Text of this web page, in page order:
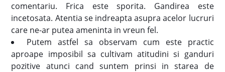
comentariu. Frica este sporita. Gandirea este
incetosata. Atentia se indreapta asupra acelor lucruri
care ne-ar putea ameninta in vreun fel.
Putem astfel sa observam cum este practic
aproape imposibil sa cultivam atitudini si ganduri
pozitive atunci cand suntem prinsi in starea de